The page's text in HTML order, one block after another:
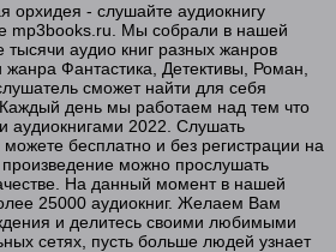
орхидея Часть 2 Глава 12-2
орхидея Часть 2 Глава 13
орхидея Часть 2 Глава 14
орхидея Часть 2 Глава 15
орхидея Часть 2 Глава 16
орхидея Часть 2 Глава 17
- слушайте аудиокнигу
mp3books.ru. Мы собрали в нашей
тысячи аудио книг разных жанров
жанра Фантастика, Детективы, Роман,
сможет найти для себя
день мы работаем над тем что
аудиокнигами 2022. Слушать
бесплатно и без регистрации на
можно прослушать
На данный момент в нашей
25000 аудиокниг. Желаем Вам
и делитесь своими любимыми
сетях, пусть больше людей узнает